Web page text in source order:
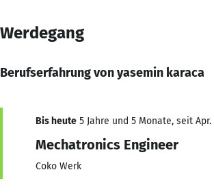
Werdegang
Berufserfahrung von yasemin karaca
Bis heute 5 Jahre und 5 Monate, seit Apr.
Mechatronics Engineer
Coko Werk